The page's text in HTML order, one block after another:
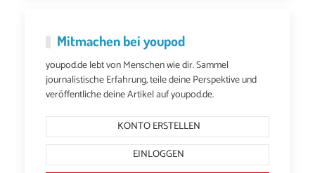
Mitmachen bei youpod
youpod.de lebt von Menschen wie dir. Sammel
journalistische Erfahrung, teile deine Perspektive und
veröffentliche deine Artikel auf youpod.de.
KONTO ERSTELLEN
EINLOGGEN